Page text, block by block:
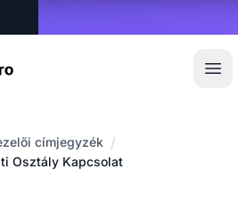
címjegyzék /
Osztály Kapcsolat